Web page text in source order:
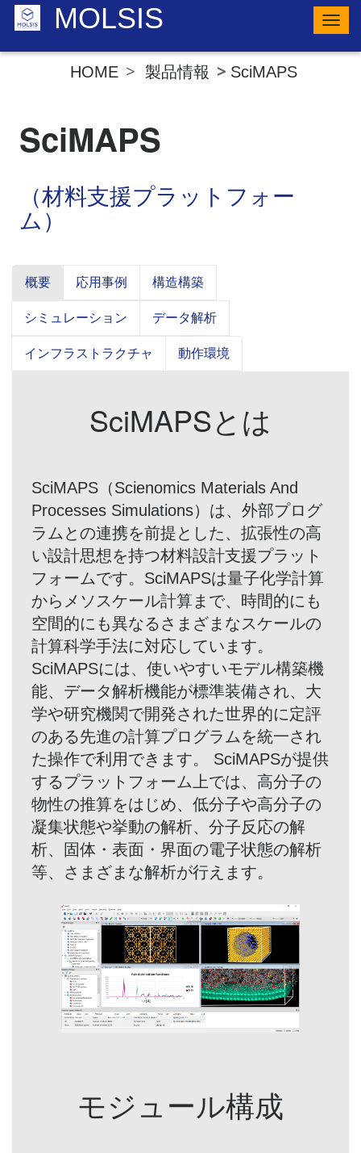
MOLSIS
ナ
ビ
HOME 製品情報 SciMAPS
SciMAPS
（材料支援プラットフォー
ム）
概要 応用事例 構造構築
シミュレーション データ解析
インフラストラクチャ 動作環境
SciMAPSとは
SciMAPS（Scienomics Materials And
Processes Simulations）は、外部プログ
ラムとの連携を前提とした、拡張性の高
い設計思想を持つ材料設計支援プラット
フォームです。SciMAPSは量子化学計算
からメソスケール計算まで、時間的にも
空間的にも異なるさまざまなスケールの
計算科学手法に対応しています。
SciMAPSには、使いやすいモデル構築機
能、データ解析機能が標準装備され、大
学や研究機関で開発された世界的に定評
のある先進の計算プログラムを統一され
た操作で利用できます。 SciMAPSが提供
するプラットフォーム上では、高分子の
物性の推算をはじめ、低分子や高分子の
凝集状態や挙動の解析、分子反応の解
析、固体・表面・界面の電子状態の解析
等、さまざまな解析が行えます。
モジュール構成